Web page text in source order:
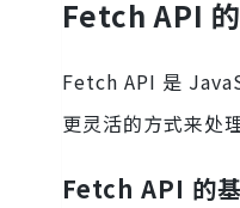
Fetch API
Fetch API 是
更灵活的方式来处
Fetch API 的